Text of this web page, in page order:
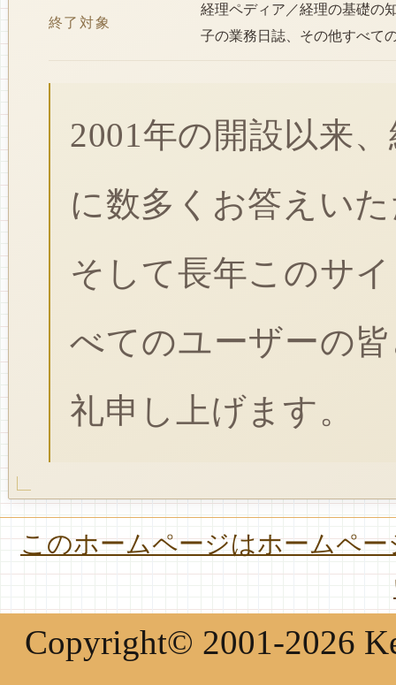
終了対象
経理ペディア／経理の基礎の
子の業務日誌、その他すべて
2001年の開設以来
に数多くお答えい
そして長年このサ
べてのユーザーの
礼申し上げます。
このホームページはホームペ
Copyright© 2001-2026